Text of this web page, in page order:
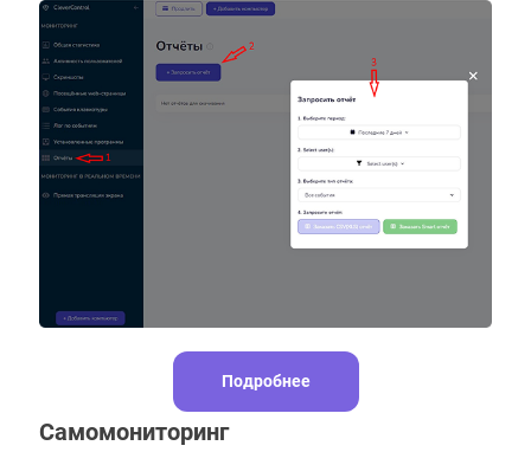
Подробнее
Самомониторинг